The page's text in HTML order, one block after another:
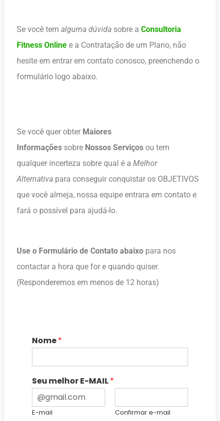
Se você tem alguma dúvida sobre a Consultoria
Fitness Online e a Contratação de um Plano, não
hesite em entrar em contato conosco, preenchendo o
formulário logo abaixo.
Se você quer obter Maiores
Informações sobre Nossos Serviços ou tem
qualquer incerteza sobre qual é a Melhor
Alternativa para conseguir conquistar os OBJETIVOS
que você almeja, nossa equipe entrara em contato e
fará o possível para ajudá-lo.
Use o Formulário de Contato abaixo para nos
contactar a hora que for e quando quiser.
(Responderemos em menos de 12 horas)
Nome*
Seu melhor E-MAIL*
E-mail Confirmar e-mail